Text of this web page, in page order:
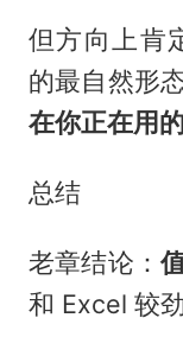
但方向上肯
的最自然形
在你正在用
总结
老章结论：
和 Excel 较